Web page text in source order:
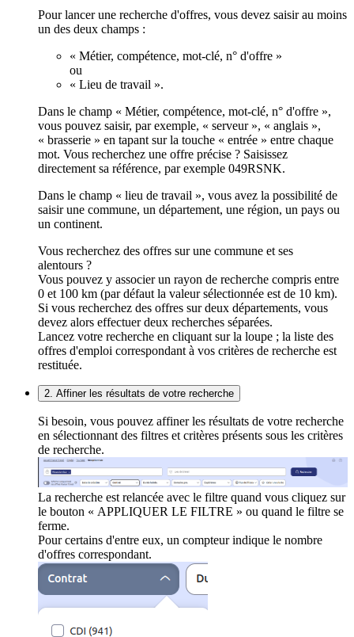
Pour lancer une recherche d'offres, vous devez saisir au moins
un des deux champs :
« Métier, compétence, mot-clé, n° d'offre »
ou
« Lieu de travail ».
Dans le champ « Métier, compétence, mot-clé, n° d'offre »,
vous pouvez saisir, par exemple, « serveur », « anglais »,
« brasserie » en tapant sur la touche « entrée » entre chaque
mot. Vous recherchez une offre précise ? Saisissez
directement sa référence, par exemple 049RSNK.
Dans le champ « lieu de travail », vous avez la possibilité de
saisir une commune, un département, une région, un pays ou
un continent.
Vous recherchez des offres sur une commune et ses
alentours ?
Vous pouvez y associer un rayon de recherche compris entre
0 et 100 km (par défaut la valeur sélectionnée est de 10 km).
Si vous recherchez des offres sur deux départements, vous
devez alors effectuer deux recherches séparées.
Lancez votre recherche en cliquant sur la loupe ; la liste des
offres d'emploi correspondant à vos critères de recherche est
restituée.
2. Affiner les résultats de votre recherche
Si besoin, vous pouvez affiner les résultats de votre recherche
en sélectionnant des filtres et critères présents sous les critères
de recherche.
La recherche est relancée avec le filtre quand vous cliquez sur
le bouton « APPLIQUER LE FILTRE » ou quand le filtre se
ferme.
Pour certains d'entre eux, un compteur indique le nombre
d'offres correspondant.